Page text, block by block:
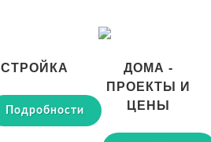
СТРОЙКА
Подробности
ДОМА -
ПРОЕКТЫ И
ЦЕНЫ